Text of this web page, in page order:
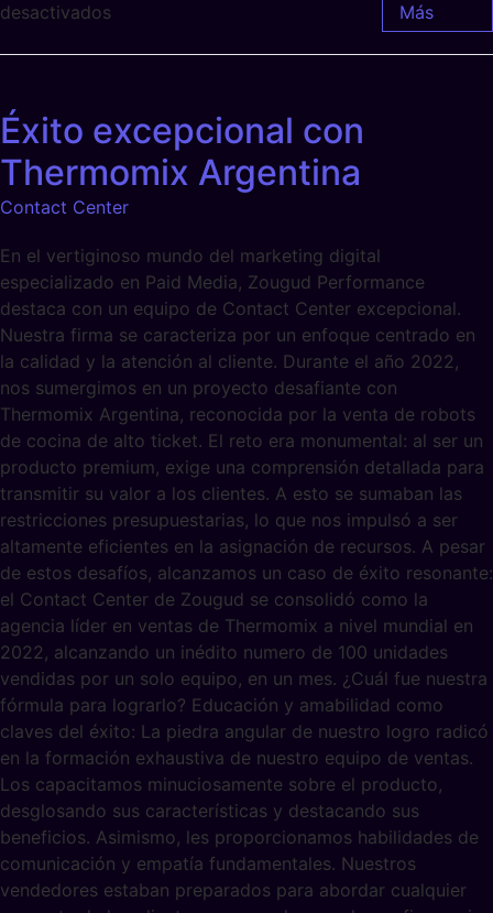
desactivados
Más
Éxito excepcional con
Thermomix Argentina
Contact Center
En el vertiginoso mundo del marketing digital
especializado en Paid Media, Zougud Performance
destaca con un equipo de Contact Center excepcional.
Nuestra firma se caracteriza por un enfoque centrado en
la calidad y la atención al cliente. Durante el año 2022,
nos sumergimos en un proyecto desafiante con
Thermomix Argentina, reconocida por la venta de robots
de cocina de alto ticket. El reto era monumental: al ser un
producto premium, exige una comprensión detallada para
transmitir su valor a los clientes. A esto se sumaban las
restricciones presupuestarias, lo que nos impulsó a ser
altamente eficientes en la asignación de recursos. A pesar
de estos desafíos, alcanzamos un caso de éxito resonante:
el Contact Center de Zougud se consolidó como la
agencia líder en ventas de Thermomix a nivel mundial en
2022, alcanzando un inédito numero de 100 unidades
vendidas por un solo equipo, en un mes. ¿Cuál fue nuestra
fórmula para lograrlo? Educación y amabilidad como
claves del éxito: La piedra angular de nuestro logro radicó
en la formación exhaustiva de nuestro equipo de ventas.
Los capacitamos minuciosamente sobre el producto,
desglosando sus características y destacando sus
beneficios. Asimismo, les proporcionamos habilidades de
comunicación y empatía fundamentales. Nuestros
vendedores estaban preparados para abordar cualquier